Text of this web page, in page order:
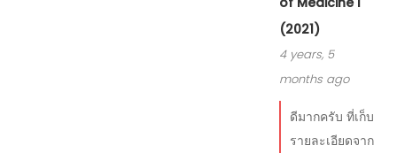
(2021)
4 years, 5
months ago
ดีมากครับ ที่เก็บ
รายละเอียดจาก